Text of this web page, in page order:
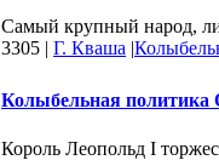
Самый крупный народ,
3305 | Г. Кваша |
Колыбельная политика
Король Леопольд I